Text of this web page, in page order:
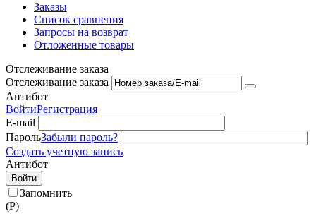
Заказы
Список сравнения
Запросы на возврат
Отложенные товары
Отслеживание заказа
Отслеживание заказа
Антибот
ВойтиРегистрация
E-mail
ПарольЗабыли пароль?
Создать учетную запись
Антибот
Войти
Запомнить
(Р)